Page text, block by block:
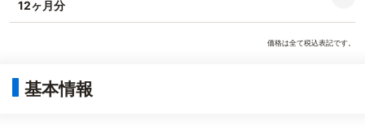
12ヶ月分
価格は全て税込表記です。
基本情報